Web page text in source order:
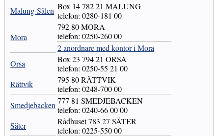
Malung-Sälen Box 14 782 21 MALUNG
telefon: 0280-181 00
Mora
792 80 MORA
telefon: 0250-260 00
2 anordnare med kontor i Mora
Orsa
Box 23 794 21 ORSA
telefon: 0250-55 21 00
Rättvik
795 80 RÄTTVIK
telefon: 0248-700 00
Smedjebacken 777 81 SMEDJEBACKEN
telefon: 0240-66 00 00
Säter
Rådhuset 783 27 SÄTER
telefon: 0225-550 00